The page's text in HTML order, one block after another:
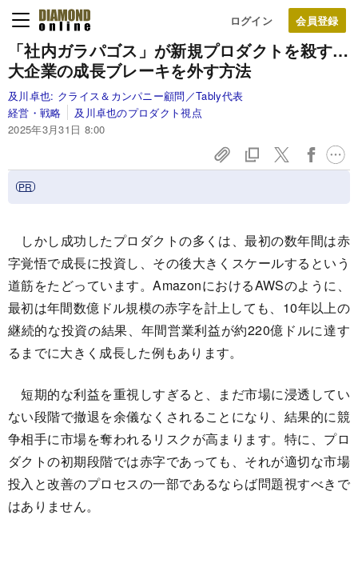
ログイン
「社内ガラパゴス」が新規プロダクトを殺す…
大企業の成長ブレーキを外す方法
及川卓也: クライス＆カンパニー顧問／Tably代表
経営・戦略
及川卓也のプロダクト視点
2025年3月31日 8:00
しかし成功したプロダクトの多くは、最初の数年間は赤
字覚悟で成長に投資し、その後大きくスケールするという
道筋をたどっています。AmazonにおけるAWSのように、
最初は年間数億ドル規模の赤字を計上しても、10年以上の
継続的な投資の結果、年間営業利益が約220億ドルに達す
るまでに大きく成長した例もあります。
短期的な利益を重視しすぎると、まだ市場に浸透してい
ない段階で撤退を余儀なくされることになり、結果的に競
争相手に市場を奪われるリスクが高まります。特に、プロ
ダクトの初期段階では赤字であっても、それが適切な市場
投入と改善のプロセスの一部であるならば問題視すべきで
はありません。